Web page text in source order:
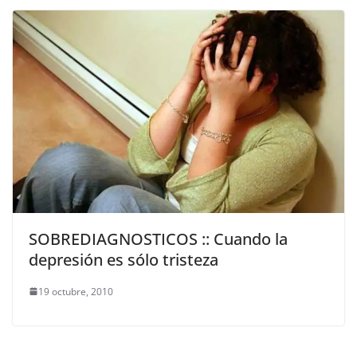
SOBREDIAGNOSTICOS :: Cuando la
depresión es sólo tristeza
19 octubre, 2010